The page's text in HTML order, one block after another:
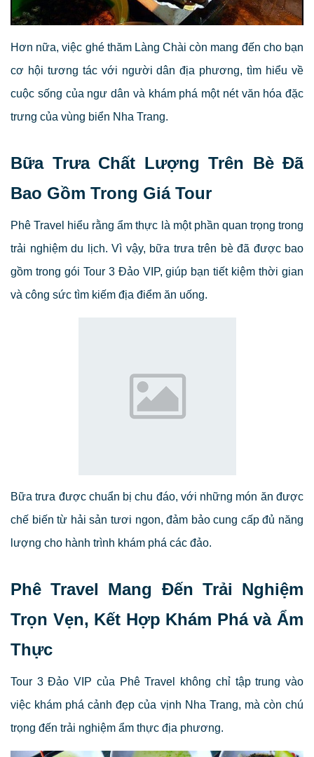
Hơn nữa, việc ghé thăm Làng Chài còn mang đến cho bạn
cơ hội tương tác với người dân địa phương, tìm hiểu về
cuộc sống của ngư dân và khám phá một nét văn hóa đặc
trưng của vùng biển Nha Trang.
Bữa Trưa Chất Lượng Trên Bè Đã
Bao Gồm Trong Giá Tour
Phê Travel hiểu rằng ẩm thực là một phần quan trọng trong
trải nghiệm du lịch. Vì vậy, bữa trưa trên bè đã được bao
gồm trong gói Tour 3 Đảo VIP, giúp bạn tiết kiệm thời gian
và công sức tìm kiếm địa điểm ăn uống.
Bữa trưa được chuẩn bị chu đáo, với những món ăn được
chế biến từ hải sản tươi ngon, đảm bảo cung cấp đủ năng
lượng cho hành trình khám phá các đảo.
Phê Travel Mang Đến Trải Nghiệm
Trọn Vẹn, Kết Hợp Khám Phá và Ẩm
Thực
Tour 3 Đảo VIP của Phê Travel không chỉ tập trung vào
việc khám phá cảnh đẹp của vịnh Nha Trang, mà còn chú
trọng đến trải nghiệm ẩm thực địa phương.